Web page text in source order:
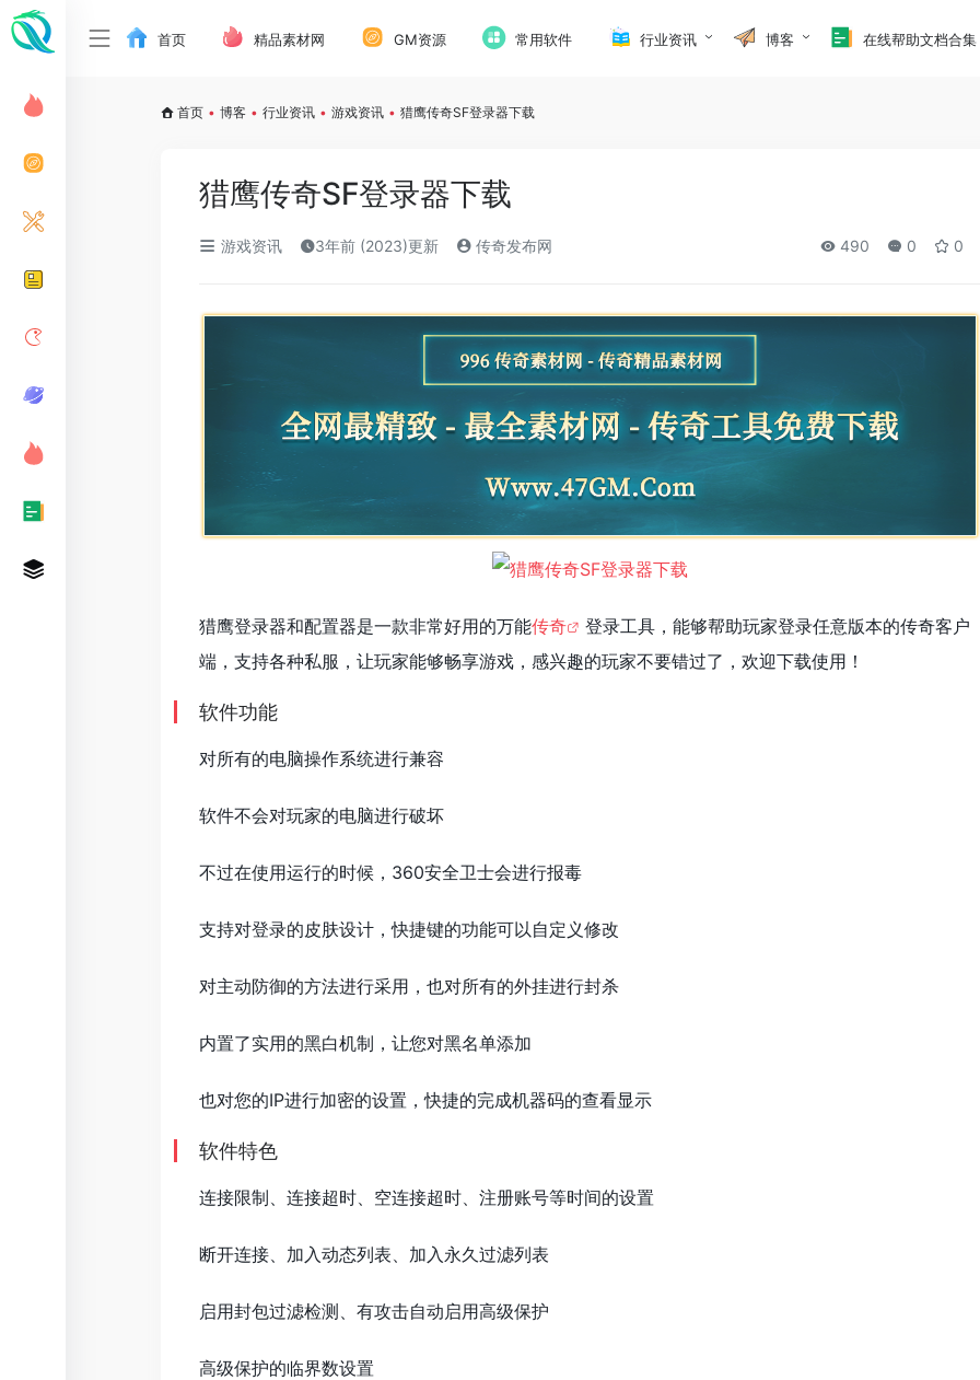
首页 精品素材网 GM资源 常用软件 行业资讯 博客 在线帮助文档合集
首页 • 博客 • 行业资讯 • 游戏资讯 • 猎鹰传奇SF登录器下载
猎鹰传奇SF登录器下载
游戏资讯 3年前 (2023)更新 传奇发布网 490 0 0
猎鹰登录器和配置器是一款非常好用的万能传奇
登录工具，能够帮助玩家登录任意版本的传奇客户
端，支持各种私服，让玩家能够畅享游戏，感兴趣的玩家不要错过了，欢迎下载使用！
软件功能
对所有的电脑操作系统进行兼容
软件不会对玩家的电脑进行破坏
不过在使用运行的时候，360安全卫士会进行报毒
支持对登录的皮肤设计，快捷键的功能可以自定义修改
对主动防御的方法进行采用，也对所有的外挂进行封杀
内置了实用的黑白机制，让您对黑名单添加
也对您的IP进行加密的设置，快捷的完成机器码的查看显示
软件特色
连接限制、连接超时、空连接超时、注册账号等时间的设置
断开连接、加入动态列表、加入永久过滤列表
启用封包过滤检测、有攻击自动启用高级保护
高级保护的临界数设置